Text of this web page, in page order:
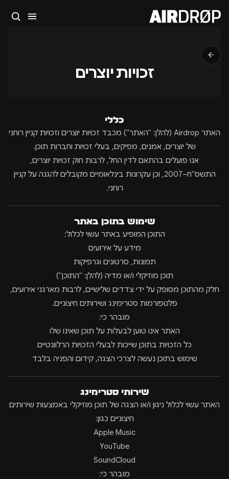
זכויות יוצרים
כללי
האתר Airdrop (להלן: "האתר") מכבד זכויות יוצרים וזכויות קניין רוחני
של יוצרים, אמנים, מפיקים, בעלי זכויות וחברות תוכן.
אנו פועלים בהתאם לדין החל, לרבות חוק זכויות יוצרים,
התשס"ח–2007, וכן עקרונות בינלאומיים מקובלים להגנה על קניין
רוחני.
שימוש בתוכן באתר
התוכן המופיע באתר עשוי לכלול:
מידע על אירועים
תמונות, סרטונים וגרפיקות
תוכן מוזיקלי ו/או מדיה (להלן: "התוכן")
חלק מהתוכן מסופק על ידי צדדים שלישיים, לרבות מארגני אירועים,
פלטפורמות סטרימינג ושירותים חיצוניים.
מובהר כי:
האתר אינו טוען לבעלות על תוכן שאינו שלו
כל הזכויות בתוכן שייכות לבעלי הזכויות הרלוונטיים
שימוש בתוכן נעשה לצרכי הצגה, קידום והפניה בלבד
שירותי סטרימינג
האתר עשוי לכלול ניגון ו/או הצגה של תוכן מוזיקלי באמצעות שירותים
חיצוניים כגון:
Apple Music
YouTube
SoundCloud
מובהר כי:
סגור
מה מחפשים?
🎪